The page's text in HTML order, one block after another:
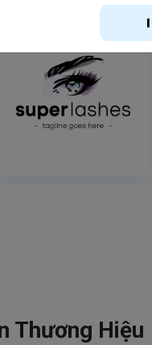
Thương Hiệu